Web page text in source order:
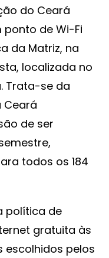
do Ceará
ponto de Wi-Fi
da Matriz, na
localizada no
Trata-se da
Ceará
de ser
todos os 184
política de
gratuita às
escolhidos pelos